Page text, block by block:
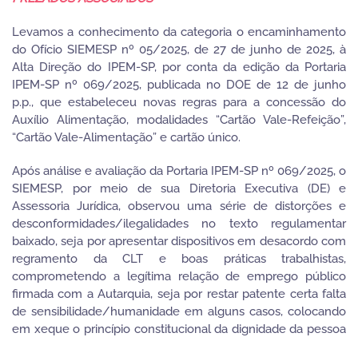
Levamos a conhecimento da categoria o encaminhamento
do Ofício SIEMESP nº 05/2025, de 27 de junho de 2025, à
Alta Direção do IPEM-SP, por conta da edição da Portaria
IPEM-SP nº 069/2025, publicada no DOE de 12 de junho
p.p., que estabeleceu novas regras para a concessão do
Auxílio Alimentação, modalidades “Cartão Vale-Refeição”,
“Cartão Vale-Alimentação” e cartão único.
Após análise e avaliação da Portaria IPEM-SP nº 069/2025, o
SIEMESP, por meio de sua Diretoria Executiva (DE) e
Assessoria Jurídica, observou uma série de distorções e
desconformidades/ilegalidades no texto regulamentar
baixado, seja por apresentar dispositivos em desacordo com
regramento da CLT e boas práticas trabalhistas,
comprometendo a legítima relação de emprego público
firmada com a Autarquia, seja por restar patente certa falta
de sensibilidade/humanidade em alguns casos, colocando
em xeque o princípio constitucional da dignidade da pessoa